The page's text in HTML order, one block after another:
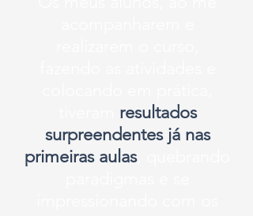
resultados
surpreendentes já nas
primeiras aulas, quebrando